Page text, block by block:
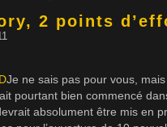
2 points
Je ne sais pas pour vous,
pourtant bien commencé
absolument être mis en